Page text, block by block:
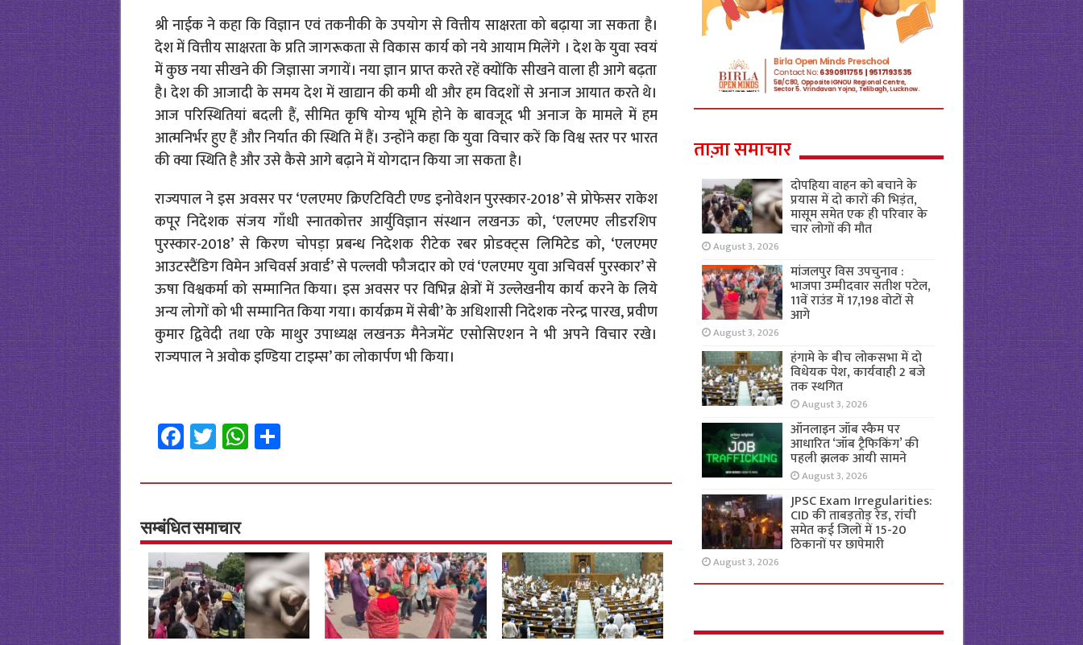
श्री नाईक ने कहा कि विज्ञान एवं तकनीकी के उपयोग से वित्तीय साक्षरता को बढ़ाया जा सकता है।
देश में वित्तीय साक्षरता के प्रति जागरूकता से विकास कार्य को नये आयाम मिलेंगे । देश के युवा स्वयं
में कुछ नया सीखने की जिज्ञासा जगायें। नया ज्ञान प्राप्त करते रहें क्योंकि सीखने वाला ही आगे बढ़ता
है। देश की आजादी के समय देश में खाद्यान की कमी थी और हम विदशों से अनाज आयात करते थे।
आज परिस्थितियां बदली हैं, सीमित कृषि योग्य भूमि होने के बावजूद भी अनाज के मामले में हम
आत्मनिर्भर हुए हैं और निर्यात की स्थिति में हैं। उन्होंने कहा कि युवा विचार करें कि विश्व स्तर पर भारत
की क्या स्थिति है और उसे कैसे आगे बढ़ाने में योगदान किया जा सकता है।
राज्यपाल ने इस अवसर पर ‘एलएमए क्रिएटिविटी एण्ड इनोवेशन पुरस्कार-2018’ से प्रोफेसर राकेश
कपूर निदेशक संजय गाँधी स्नातकोत्तर आर्युविज्ञान संस्थान लखनऊ को, ‘एलएमए लीडरशिप
पुरस्कार-2018’ से किरण चोपड़ा प्रबन्ध निदेशक रीटेक रबर प्रोडक्ट्स लिमिटेड को, ‘एलएमए
आउटस्टैंडिग विमेन अचिवर्स अवार्ड’ से पल्लवी फौजदार को एवं ‘एलएमए युवा अचिवर्स पुरस्कार’ से
ऊषा विश्वकर्मा को सम्मानित किया। इस अवसर पर विभिन्न क्षेत्रों में उल्लेखनीय कार्य करने के लिये
अन्य लोगों को भी सम्मानित किया गया। कार्यक्रम में सेबी’ के अधिशासी निदेशक नरेन्द्र पारख, प्रवीण
कुमार द्विवेदी तथा एके माथुर उपाध्यक्ष लखनऊ मैनेजमेंट एसोसिएशन ने भी अपने विचार रखे।
राज्यपाल ने अवोक इण्डिया टाइम्स’ का लोकार्पण भी किया।
Fa
ce
b
o
o
k
T
wi
tt
er
W
h
at
p
p
S
h
ar
सम्बंधित समाचार
ताज़ा समाचार
दोपहिया वाहन को बचाने के
प्रयास में दो कारों की भिड़ंत,
मासूम समेत एक ही परिवार के
चार लोगों की मौत
August 3, 2026
मांजलपुर विस उपचुनाव :
भाजपा उम्मीदवार सतीश पटेल,
11वें राउंड में 17,198 वोटों से
आगे
August 3, 2026
हंगामे के बीच लोकसभा में दो
विधेयक पेश, कार्यवाही 2 बजे
तक स्थगित
August 3, 2026
ऑनलाइन जॉब स्कैम पर
आधारित ‘जॉब ट्रैफिकिंग’ की
पहली झलक आयी सामने
August 3, 2026
JPSC Exam Irregularities:
CID की ताबड़तोड़ रेड, रांची
समेत कई जिलों में 15-20
ठिकानों पर छापेमारी
August 3, 2026